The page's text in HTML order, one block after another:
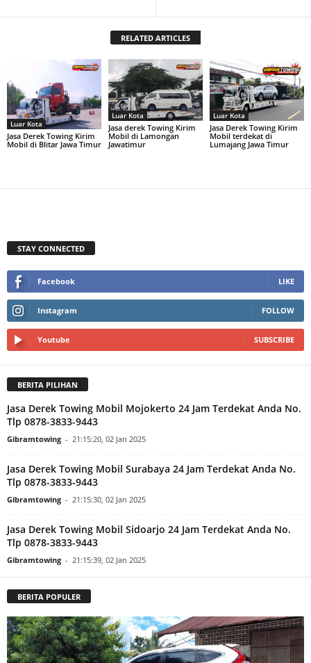
RELATED ARTICLES
Luar Kota
Jasa Derek Towing Kirim
Mobil di Blitar Jawa Timur
Luar Kota
Jasa derek Towing Kirim
Mobil di Lamongan
Jawatimur
Luar Kota
Jasa Derek Towing Kirim
Mobil terdekat di
Lumajang Jawa Timur
STAY CONNECTED
Facebook LIKE
Instagram FOLLOW
Youtube SUBSCRIBE
BERITA PILIHAN
Jasa Derek Towing Mobil Mojokerto 24 Jam Terdekat Anda No.
Tlp 0878-3833-9443
Gibramtowing - 21:15:20, 02 Jan 2025
Jasa Derek Towing Mobil Surabaya 24 Jam Terdekat Anda No.
Tlp 0878-3833-9443
Gibramtowing - 21:15:30, 02 Jan 2025
Jasa Derek Towing Mobil Sidoarjo 24 Jam Terdekat Anda No.
Tlp 0878-3833-9443
Gibramtowing - 21:15:39, 02 Jan 2025
BERITA POPULER